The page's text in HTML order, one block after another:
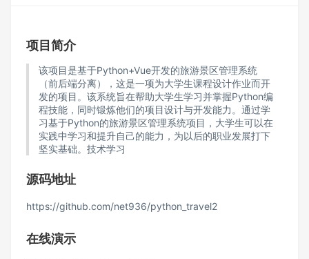
项目简介
该项目是基于Python+Vue开发的旅游景区管理系统
（前后端分离），这是一项为大学生课程设计作业而开
发的项目。该系统旨在帮助大学生学习并掌握Python编
程技能，同时锻炼他们的项目设计与开发能力。通过学
习基于Python的旅游景区管理系统项目，大学生可以在
实践中学习和提升自己的能力，为以后的职业发展打下
坚实基础。技术学习
源码地址
https://github.com/net936/python_travel2
在线演示